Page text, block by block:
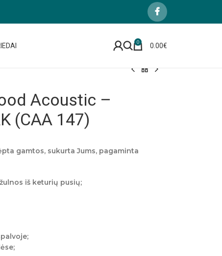
0 0.00€
Acoustic –
(CAA 147)
gamtos, sukurta Jums, pagaminta
iš keturių pusių;